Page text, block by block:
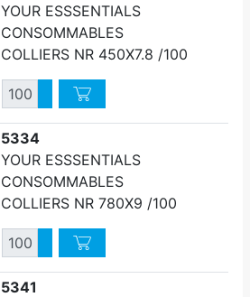
YOUR ESSSENTIALS
CONSOMMABLES
COLLIERS NR 450X7.8 /100
QuantitéAugmenter quantité
Diminuer quantité
5334
YOUR ESSSENTIALS
CONSOMMABLES
COLLIERS NR 780X9 /100
QuantitéAugmenter quantité
Diminuer quantité
5341